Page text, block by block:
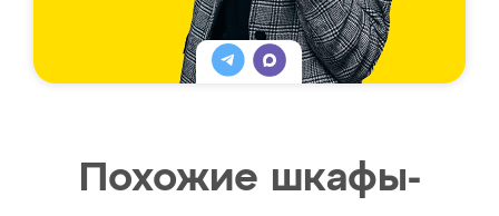
Похожие шкафы-